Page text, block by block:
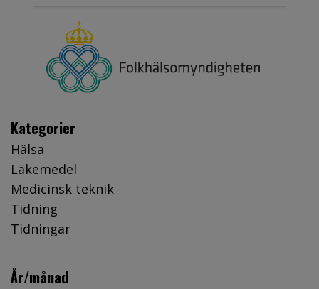
Kategorier
Hälsa
Läkemedel
Medicinsk teknik
Tidning
Tidningar
År/månad